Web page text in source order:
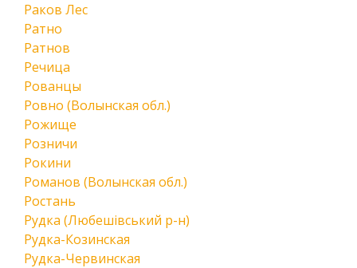
Раков Лес
Ратно
Ратнов
Речица
Рованцы
Ровно (Волынская обл.)
Рожище
Розничи
Рокини
Романов (Волынская обл.)
Ростань
Рудка (Любешівський р-н)
Рудка-Козинская
Рудка-Червинская